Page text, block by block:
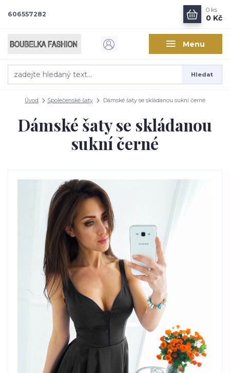
Menu
Hledat
606557282
0 ks
0 Kč
Úvod Společenské šaty Dámské šaty se skládanou sukní černé
Dámské šaty se skládanou
sukní černé